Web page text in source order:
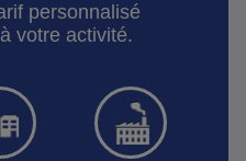
personnalisé
votre activité.